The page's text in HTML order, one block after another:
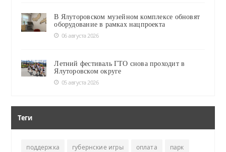
В Ялуторовском музейном комплексе обновят
оборудование в рамках нацпроекта
06 августа 2026
Летний фестиваль ГТО снова проходит в
Ялуторовском округе
05 августа 2026
Теги
поддержка губернские игры оплата парк